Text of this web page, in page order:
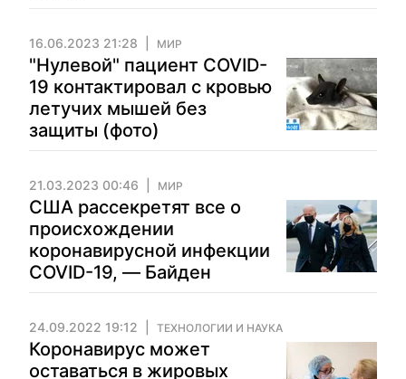
16.06.2023 21:28 МИР
"Нулевой" пациент COVID-
19 контактировал с кровью
летучих мышей без
защиты (фото)
21.03.2023 00:46 МИР
США рассекретят все о
происхождении
коронавирусной инфекции
COVID-19, — Байден
24.09.2022 19:12 ТЕХНОЛОГИИ И НАУКА
Коронавирус может
оставаться в жировых